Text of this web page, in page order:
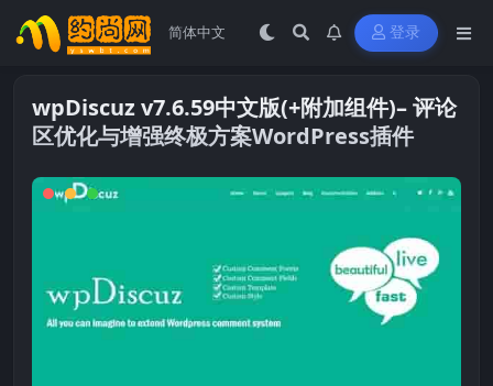
登录
wpDiscuz v7.6.59中文版(+附加组件)– 评论
区优化与增强终极方案WordPress插件